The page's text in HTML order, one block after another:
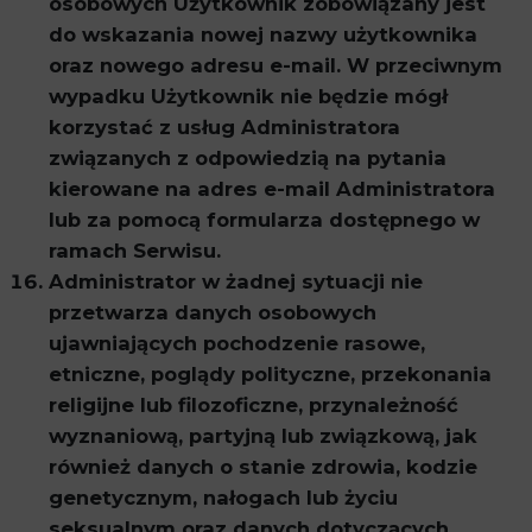
do wskazania nowej nazwy użytkownika
oraz nowego adresu e-mail. W przeciwnym
wypadku Użytkownik nie będzie mógł
korzystać z usług Administratora
związanych z odpowiedzią na pytania
kierowane na adres e-mail Administratora
lub za pomocą formularza dostępnego w
ramach Serwisu.
Administrator w żadnej sytuacji nie
przetwarza danych osobowych
ujawniających pochodzenie rasowe,
etniczne, poglądy polityczne, przekonania
religijne lub filozoficzne, przynależność
wyznaniową, partyjną lub związkową, jak
również danych o stanie zdrowia, kodzie
genetycznym, nałogach lub życiu